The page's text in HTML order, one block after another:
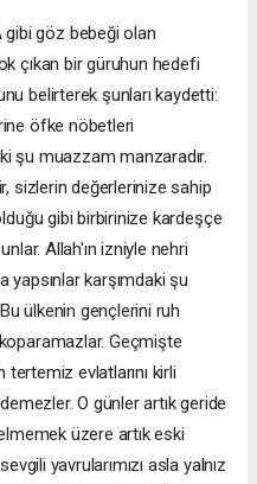
gibi göz bebeği olan
çıkan bir güruhun hedefi
belirterek şunları kaydetti:
öfke nöbetleri
şu muazzam manzaradır.
sizlerin değerlerinize sahip
gibi birbirinize kardeşçe
Allah'ın izniyle nehri
yapsınlar karşımdaki şu
ülkenin gençlerini ruh
Geçmişte
tertemiz evlatlarını kirli
O günler artık geride
üzere artık eski
yavrularımızı asla yalnız